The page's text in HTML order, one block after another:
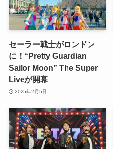
セーラー戦士がロンドン
に！“Pretty Guardian
Sailor Moon” The Super
Liveが開幕
2025年2月5日